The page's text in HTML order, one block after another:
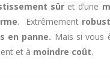
sûr et d’une
. Extrêmement
en panne. Mais si vous
et à moindre coût.